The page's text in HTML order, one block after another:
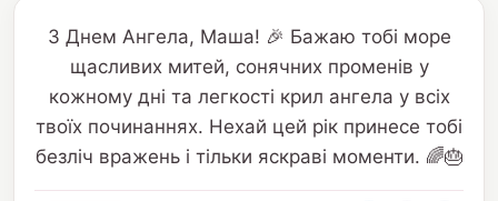
З Днем Ангела, Маша! 🎉 Бажаю тобі море
щасливих митей, сонячних променів у
кожному дні та легкості крил ангела у всіх
твоїх починаннях. Нехай цей рік принесе тобі
безліч вражень і тільки яскраві моменти. 🌈🎂